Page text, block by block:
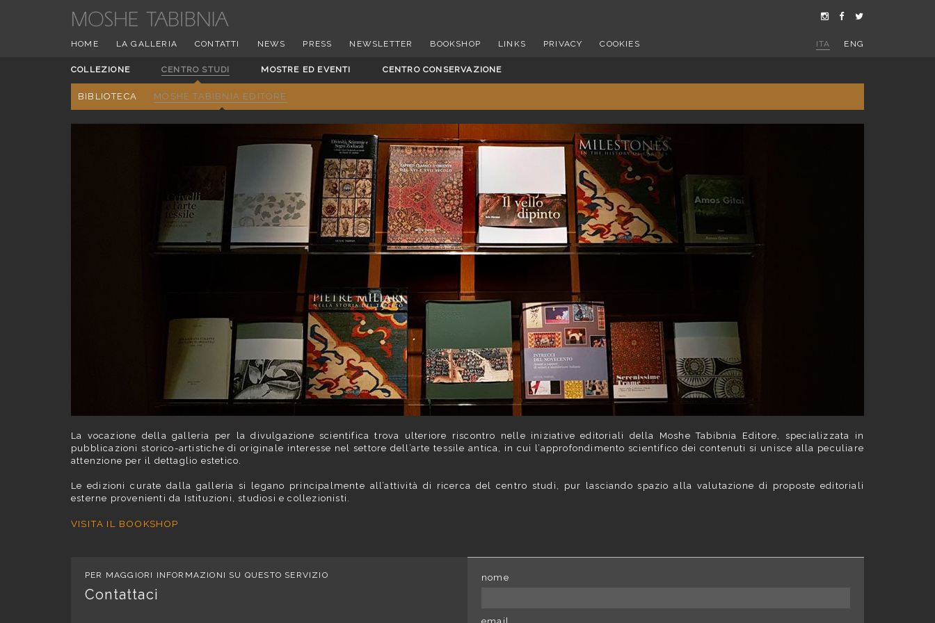
HOME LA GALLERIA CONTATTI NEWS PRESS NEWSLETTER BOOKSHOP LINKS PRIVACY COOKIES ITA ENG
COLLEZIONE CENTRO STUDI MOSTRE ED EVENTI CENTRO CONSERVAZIONE
BIBLIOTECA MOSHE TABIBNIA EDITORE
La vocazione della galleria per la divulgazione scientifica trova ulteriore riscontro nelle iniziative editoriali della Moshe Tabibnia Editore, specializzata in
pubblicazioni storico-artistiche di originale interesse nel settore dell’arte tessile antica, in cui l’approfondimento scientifico dei contenuti si unisce alla peculiare
attenzione per il dettaglio estetico.
Le edizioni curate dalla galleria si legano principalmente all’attività di ricerca del centro studi, pur lasciando spazio alla valutazione di proposte editoriali
esterne provenienti da Istituzioni, studiosi e collezionisti.
VISITA IL BOOKSHOP
PER MAGGIORI INFORMAZIONI SU QUESTO SERVIZIO
Contattaci
nome